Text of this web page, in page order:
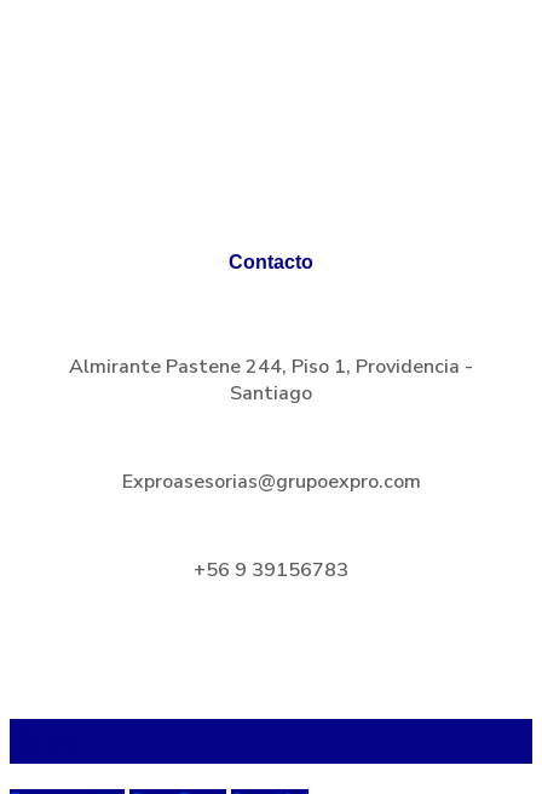
Contacto
Almirante Pastene 244, Piso 1, Providencia -
Santiago
Exproasesorias@grupoexpro.com
+56 9 39156783